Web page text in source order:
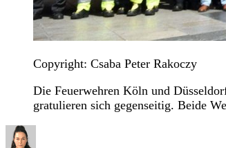
Copyright: Csaba Peter Rakoczy
Die Feuerwehren Köln und
gratulieren sich gegenseitig. Beide